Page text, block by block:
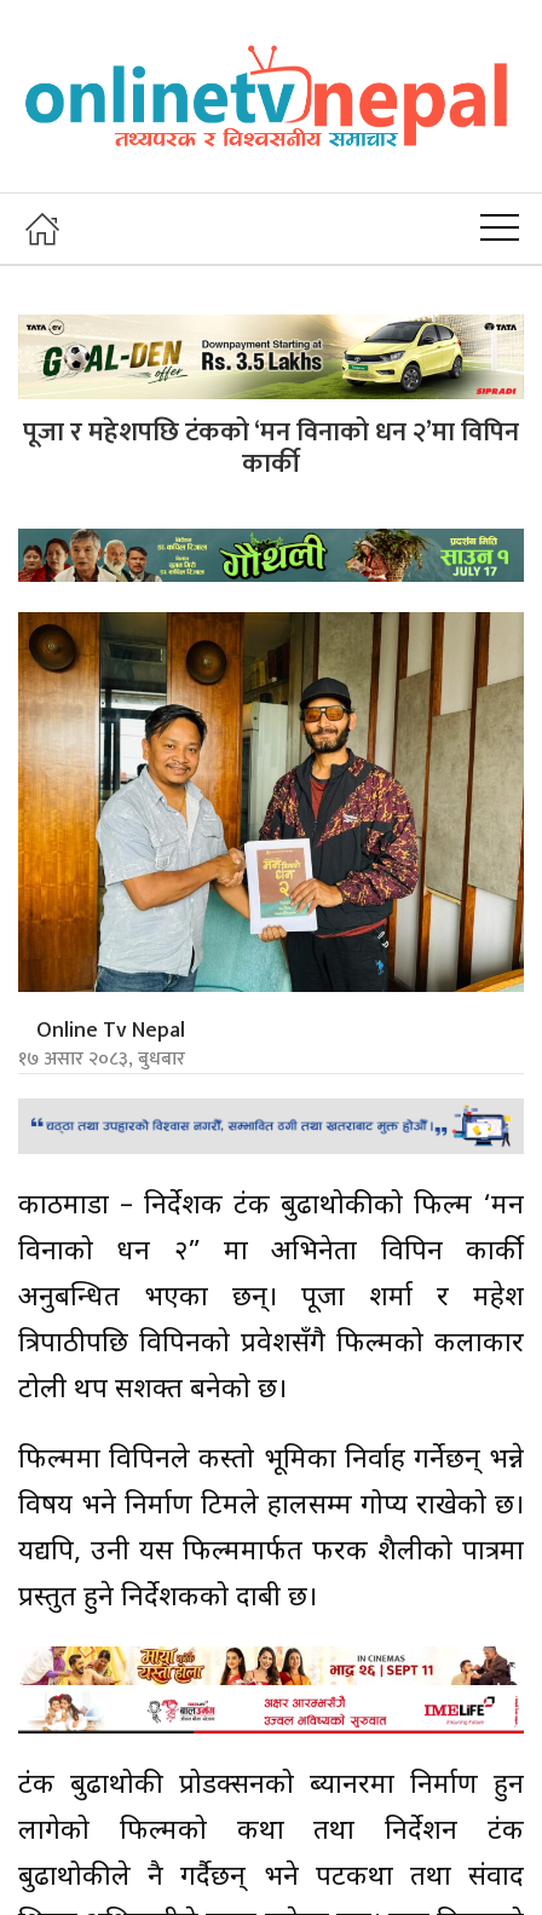
पूजा र महेशपछि टंकको ‘मन विनाको धन २’मा विपिन
कार्की
Online Tv Nepal
१७ असार २०८३, बुधबार
काठमाडौं – निर्देशक टंक बुढाथोकीको फिल्म ‘मन
विनाको धन २” मा अभिनेता विपिन कार्की
अनुबन्धित भएका छन्। पूजा शर्मा र महेश
त्रिपाठीपछि विपिनको प्रवेशसँगै फिल्मको कलाकार
टोली थप सशक्त बनेको छ।
फिल्ममा विपिनले कस्तो भूमिका निर्वाह गर्नेछन् भन्ने
विषय भने निर्माण टिमले हालसम्म गोप्य राखेको छ।
यद्यपि, उनी यस फिल्ममार्फत फरक शैलीको पात्रमा
प्रस्तुत हुने निर्देशकको दाबी छ।
टंक बुढाथोकी प्रोडक्सनको ब्यानरमा निर्माण हुन
लागेको फिल्मको कथा तथा निर्देशन टंक
बुढाथोकीले नै गर्दैछन् भने पटकथा तथा संवाद